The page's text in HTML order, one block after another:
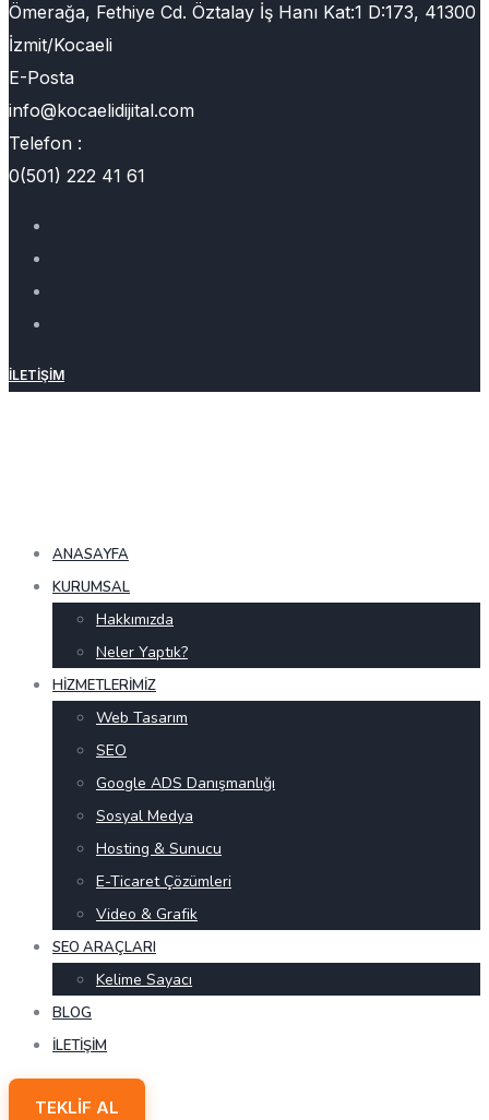
Ömerağa, Fethiye Cd. Öztalay İş Hanı Kat:1 D:173, 41300
İzmit/Kocaeli
E-Posta
info@kocaelidijital.com
Telefon :
0(501) 222 41 61
İLETIŞIM
ANASAYFA
KURUMSAL
Hakkımızda
Neler Yaptık?
HIZMETLERIMIZ
Web Tasarım
SEO
Google ADS Danışmanlığı
Sosyal Medya
Hosting & Sunucu
E-Ticaret Çözümleri
Video & Grafik
SEO ARAÇLARI
Kelime Sayacı
BLOG
İLETIŞIM
TEKLIF AL